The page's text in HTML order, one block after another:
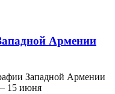
Армении
Западной Армении
– 15 июня